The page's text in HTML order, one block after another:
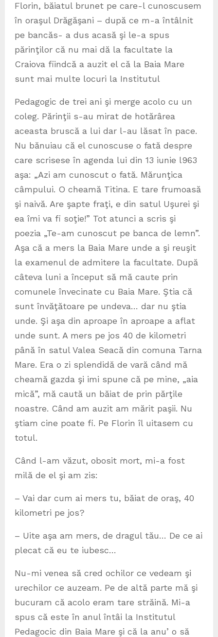
Florin, băiatul brunet pe care-l cunoscusem
în oraşul Drăgăşani – după ce m-a întâlnit
pe bancăs- a dus acasă şi le-a spus
părinţilor că nu mai dă la facultate la
Craiova fiindcă a auzit el că la Baia Mare
sunt mai multe locuri la Institutul
Pedagogic de trei ani şi merge acolo cu un
coleg. Părinţii s-au mirat de hotărârea
aceasta bruscă a lui dar l-au lăsat în pace.
Nu bănuiau că el cunoscuse o fată despre
care scrisese în agenda lui din 13 iunie l963
aşa: „Azi am cunoscut o fată. Mărunţica
câmpului. O cheamă Titina. E tare frumoasă
şi naivă. Are şapte fraţi, e din satul Uşurei şi
ea îmi va fi soţie!” Tot atunci a scris şi
poezia „Te-am cunoscut pe banca de lemn”.
Aşa că a mers la Baia Mare unde a şi reuşit
la examenul de admitere la facultate. După
câteva luni a început să mă caute prin
comunele învecinate cu Baia Mare. Ştia că
sunt învăţătoare pe undeva… dar nu ştia
unde. Şi aşa din aproape în aproape a aflat
unde sunt. A mers pe jos 40 de kilometri
până în satul Valea Seacă din comuna Tarna
Mare. Era o zi splendidă de vară când mă
cheamă gazda şi imi spune că pe mine, „aia
mică”, mă caută un băiat de prin părţile
noastre. Când am auzit am mărit paşii. Nu
ştiam cine poate fi. Pe Florin îl uitasem cu
totul.
Când l-am văzut, obosit mort, mi-a fost
milă de el şi am zis:
– Vai dar cum ai mers tu, băiat de oraş, 40
kilometri pe jos?
– Uite aşa am mers, de dragul tău… De ce ai
plecat că eu te iubesc…
Nu-mi venea să cred ochilor ce vedeam şi
urechilor ce auzeam. Pe de altă parte mă şi
bucuram că acolo eram tare străină. Mi-a
spus că este în anul întâi la Institutul
Pedagocic din Baia Mare şi că la anu’ o să